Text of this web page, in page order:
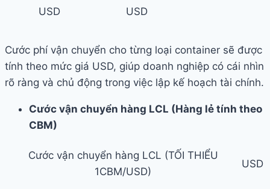
USD USD
Cước phí vận chuyển cho từng loại container sẽ được
tính theo mức giá USD, giúp doanh nghiệp có cái nhìn
rõ ràng và chủ động trong việc lập kế hoạch tài chính.
Cước vận chuyển hàng LCL (Hàng lẻ tính theo
CBM)
Cước vận chuyển hàng LCL (TỐI THIỂU
1CBM/USD)
USD